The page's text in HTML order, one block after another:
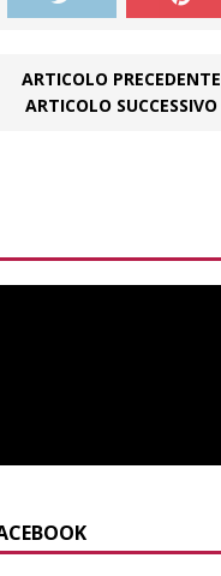
ARTICOLO PRECEDENTE
ARTICOLO SUCCESSIVO